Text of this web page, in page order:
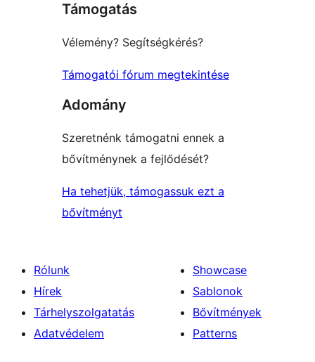
Támogatás
Vélemény? Segítségkérés?
Támogatói fórum megtekintése
Adomány
Szeretnénk támogatni ennek a
bővítménynek a fejlődését?
Ha tehetjük, támogassuk ezt a
bővítményt
Rólunk
Hírek
Tárhelyszolgatatás
Adatvédelem
Showcase
Sablonok
Bővítmények
Patterns